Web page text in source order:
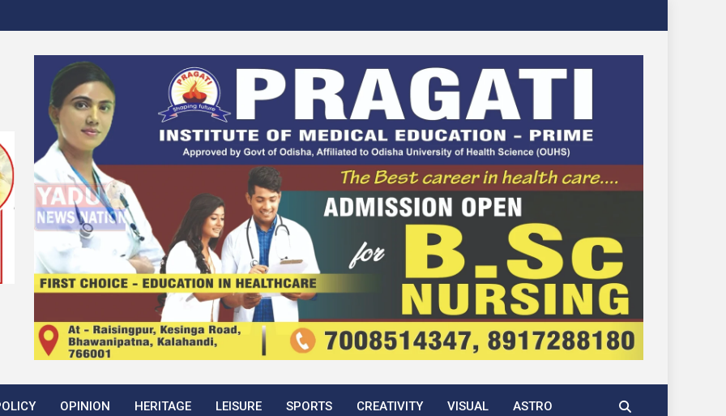
OPINION HERITAGE LEISURE SPORTS CREATIVITY VISUAL ASTRO